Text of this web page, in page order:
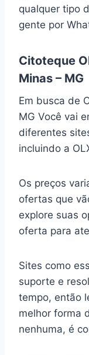
qualquer tipo
gente por
Citoteque
Minas – MG
Em busca de
MG Você vai
diferentes
incluindo a
Os preços
ofertas que
explore suas
oferta para
Sites como
suporte e
tempo, então
melhor forma
nenhuma, é